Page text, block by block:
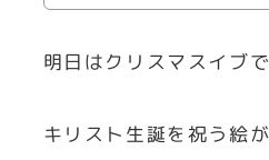
明日はクリスマスイブで
キリスト生誕を祝う絵が